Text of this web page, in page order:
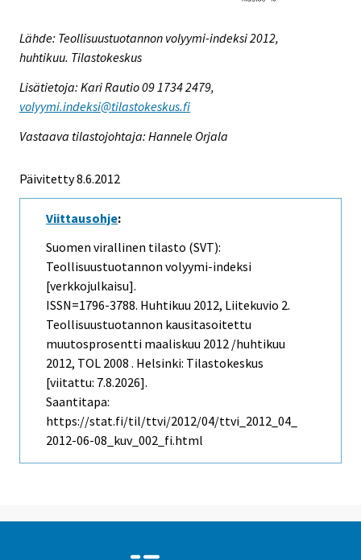
Lähde: Teollisuustuotannon volyymi-indeksi 2012,
huhtikuu. Tilastokeskus
Lisätietoja: Kari Rautio 09 1734 2479,
volyymi.indeksi@tilastokeskus.fi
Vastaava tilastojohtaja: Hannele Orjala
Päivitetty 8.6.2012
Viittausohje:
Suomen virallinen tilasto (SVT):
Teollisuustuotannon volyymi-indeksi
[verkkojulkaisu].
ISSN=1796-3788. Huhtikuu 2012, Liitekuvio 2.
Teollisuustuotannon kausitasoitettu
muutosprosentti maaliskuu 2012 /huhtikuu
2012, TOL 2008 . Helsinki: Tilastokeskus
[viitattu: 7.8.2026].
Saantitapa:
https://stat.fi/til/ttvi/2012/04/ttvi_2012_04_
2012-06-08_kuv_002_fi.html